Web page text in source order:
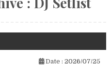
Date : 2026/07/25